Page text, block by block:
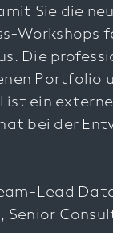
Sie die
Die
Portfolio
ein
bei der
Lead
Senior